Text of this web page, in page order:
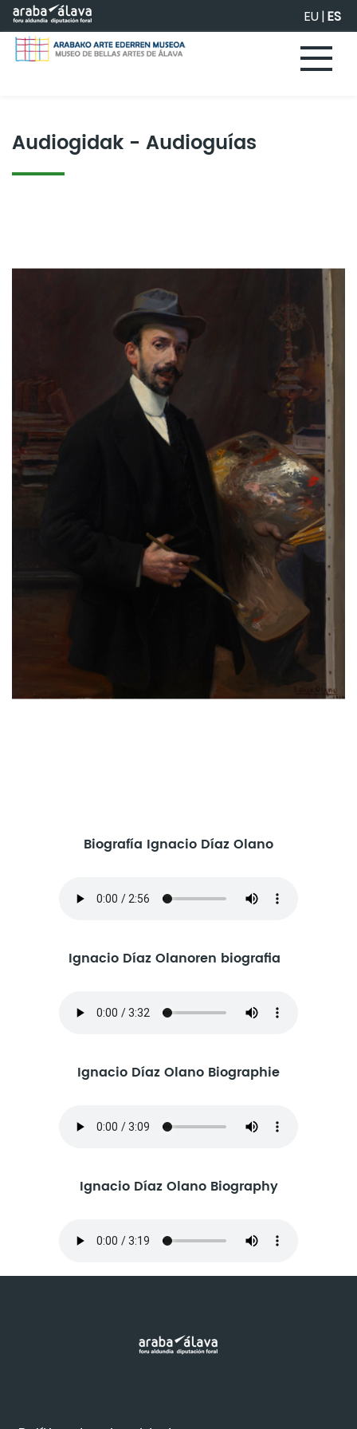
Saltar al contenido principal EU|ES
Audiogidak - Audioguías
Biografía Ignacio Díaz Olano
Ignacio Díaz Olanoren biografia
Ignacio Díaz Olano Biographie
Ignacio Díaz Olano Biography